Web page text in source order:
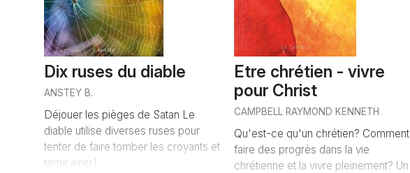
Dix ruses du diable
ANSTEY B.
Déjouer les pièges de Satan Le
diable utilise diverses ruses pour
tenter de faire tomber les croyants et
ternir ainsi l...
Etre chrétien - vivre
pour Christ
CAMPBELL RAYMOND KENNETH
Qu'est-ce qu'un chrétien? Comment
faire des progrès dans la vie
chrétienne et la vivre pleinement? Un